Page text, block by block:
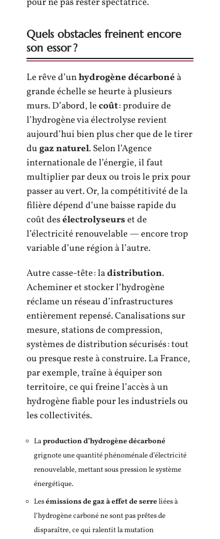
Quels obstacles freinent encore
son essor ?
Le rêve d’unhydrogène décarboné à
grande échelle se heurte à plusieurs
murs. D’abord, lecoût: produire de
l’hydrogène via électrolyse revient
aujourd’hui bien plus cher que de le tirer
dugaz naturel. Selon l’Agence
internationale de l’énergie, il faut
multiplier par deux ou trois le prix pour
passer au vert. Or, la compétitivité de la
filière dépend d’une baisse rapide du
coût desélectrolyseurset de
l’électricité renouvelable — encore trop
variable d’une région à l’autre.
Autre casse-tête : ladistribution.
Acheminer et stocker l’hydrogène
réclame un réseau d’infrastructures
entièrement repensé. Canalisations sur
mesure, stations de compression,
systèmes de distribution sécurisés : tout
ou presque reste à construire. La France,
par exemple, traîne à équiper son
territoire, ce qui freine l’accès à un
hydrogène fiable pour les industriels ou
les collectivités.
Laproduction d’hydrogène décarboné
grignote une quantité phénoménale d’électricité
renouvelable, mettant sous pression le système
énergétique.
Lesémissions de gaz à effet de serreliées à
l’hydrogène carboné ne sont pas prêtes de
disparaître, ce qui ralentit la mutation